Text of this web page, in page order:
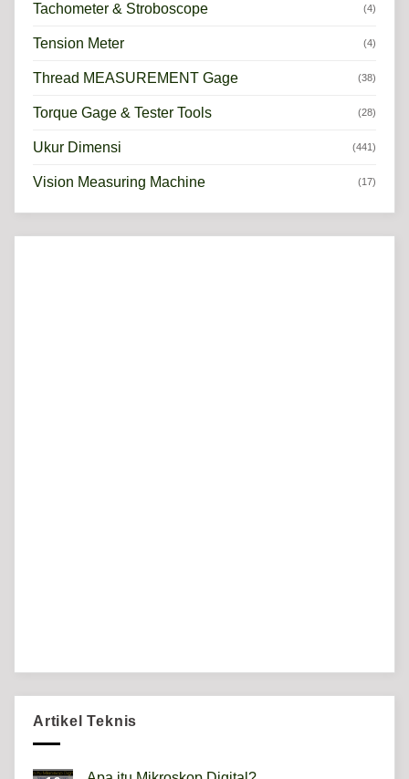
Tachometer & Stroboscope (4)
Tension Meter (4)
Thread MEASUREMENT Gage (38)
Torque Gage & Tester Tools (28)
Ukur Dimensi (441)
Vision Measuring Machine (17)
Artikel Teknis